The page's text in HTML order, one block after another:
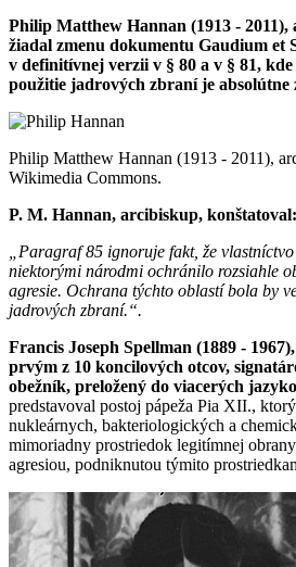
Philip Matthew Hannan (1913 -
žiadal zmenu dokumentu Gaudium et
v definitívnej verzii v § 80 a v § 81, kde
použitie jadrových zbraní je absolútne
Philip Matthew Hannan (1913 - 2011),
Wikimedia Commons.
P. M. Hannan, arcibiskup, konštatoval:
„Paragraf 85 ignoruje fakt, že
niektorými národmi ochránilo rozsiahle
agresie. Ochrana týchto oblastí bola by
jadrových zbraní.“.
Francis Joseph Spellman (1889 -
prvým z 10 koncilových otcov,
obežník, preložený do viacerých
predstavoval postoj pápeža Pia XII.,
nukleárnych, bakteriologických a
mimoriadny prostriedok legitímnej
agresiou, podniknutou týmito